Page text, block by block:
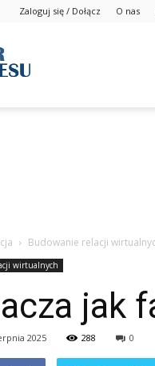
Zaloguj się / Dołącz O nas
Budowanie relacji
wirtualnych
jak
2025 288 0